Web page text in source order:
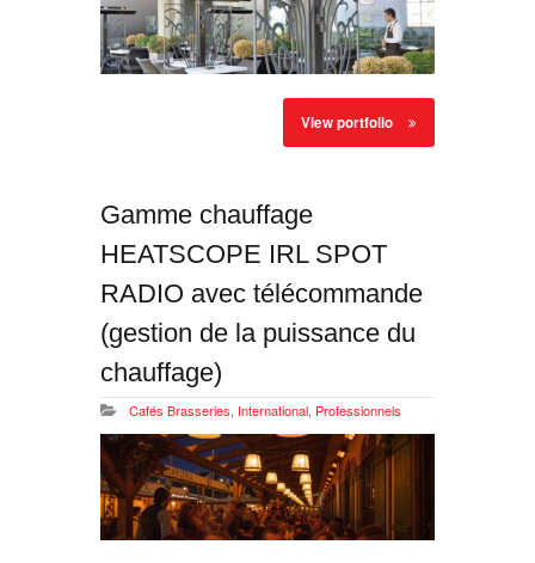
View portfolio
Gamme chauffage
HEATSCOPE IRL SPOT
RADIO avec télécommande
(gestion de la puissance du
chauffage)
Cafés Brasseries, International, Professionnels